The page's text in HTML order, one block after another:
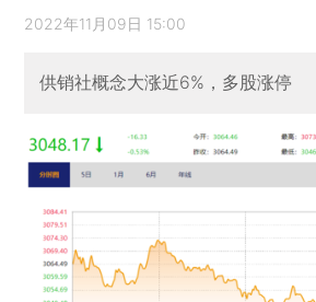
2022年11月09日 15:00
供销社概念大涨近6%，多股涨停